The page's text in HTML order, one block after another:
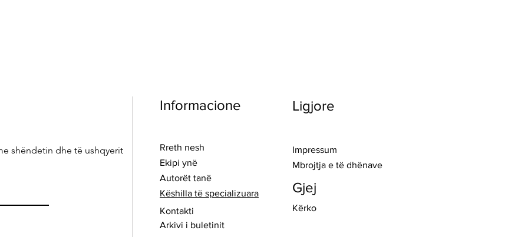
shëndetin dhe të ushqyerit
Informacione
Rreth nesh
Ekipi ynë
Autorët tanë
Këshilla të specializuara
Kontakti
Ligjore
Impressum
Mbrojtja e të dhënave
Gjej
Kërko
Arkivi i buletinit